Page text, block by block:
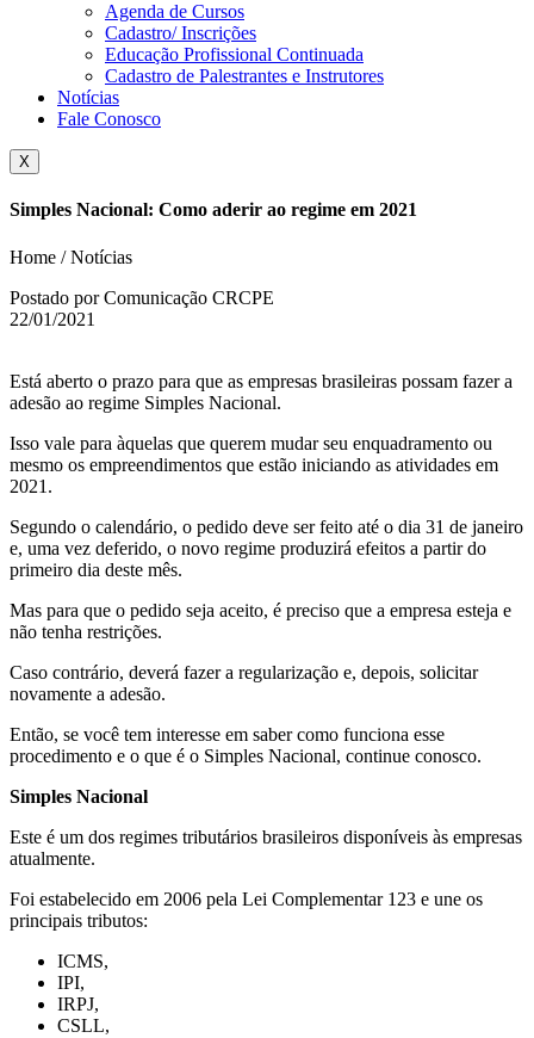
Agenda de Cursos
Cadastro/ Inscrições
Educação Profissional Continuada
Cadastro de Palestrantes e Instrutores
Notícias
Fale Conosco
X
Simples Nacional: Como aderir ao regime em 2021
Home / Notícias
Postado por Comunicação CRCPE
22/01/2021
Está aberto o prazo para que as empresas brasileiras possam fazer a
adesão ao regime Simples Nacional.
Isso vale para àquelas que querem mudar seu enquadramento ou
mesmo os empreendimentos que estão iniciando as atividades em
2021.
Segundo o calendário, o pedido deve ser feito até o dia 31 de janeiro
e, uma vez deferido, o novo regime produzirá efeitos a partir do
primeiro dia deste mês.
Mas para que o pedido seja aceito, é preciso que a empresa esteja e
não tenha restrições.
Caso contrário, deverá fazer a regularização e, depois, solicitar
novamente a adesão.
Então, se você tem interesse em saber como funciona esse
procedimento e o que é o Simples Nacional, continue conosco.
Simples Nacional
Este é um dos regimes tributários brasileiros disponíveis às empresas
atualmente.
Foi estabelecido em 2006 pela Lei Complementar 123 e une os
principais tributos:
ICMS,
IPI,
IRPJ,
CSLL,